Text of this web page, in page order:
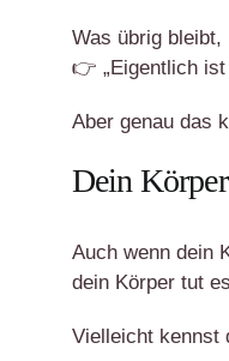
Was übrig
👉 „Eigentlich ist
Aber genau das
Dein
Auch wenn dein
dein Körper tut
Vielleicht kennst